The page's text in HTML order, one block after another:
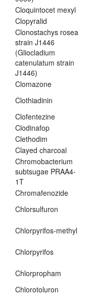
Cloquintocet mexyl
Clopyralid
Clonostachys rosea
strain J1446
(Gliocladium
catenulatum strain
J1446)
Clomazone
Clothiadinin
Clofentezine
Clodinafop
Clethodim
Clayed charcoal
Chromobacterium
subtsugae PRAA4-
1T
Chromafenozide
Chlorsulfuron
Chlorpyrifos-methyl
Chlorpyrifos
Chlorpropham
Chlorotoluron